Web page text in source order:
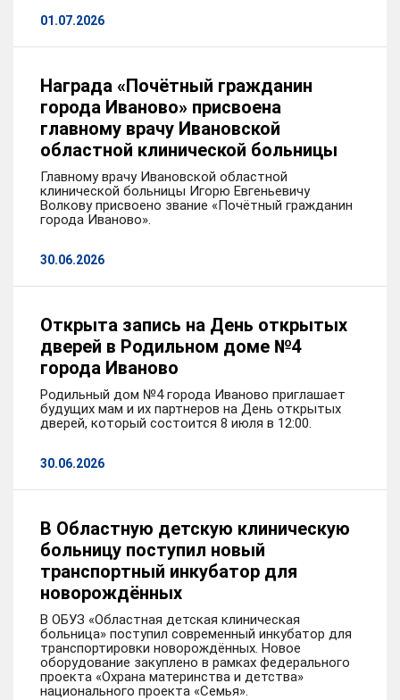
01.07.2026
Награда «Почётный гражданин
города Иваново» присвоена
главному врачу Ивановской
областной клинической больницы
Главному врачу Ивановской областной
клинической больницы Игорю Евгеньевичу
Волкову присвоено звание «Почётный гражданин
города Иваново».
30.06.2026
Открыта запись на День открытых
дверей в Родильном доме №4
города Иваново
Родильный дом №4 города Иваново приглашает
будущих мам и их партнеров на День открытых
дверей, который состоится 8 июля в 12:00.
30.06.2026
В Областную детскую клиническую
больницу поступил новый
транспортный инкубатор для
новорождённых
В ОБУЗ «Областная детская клиническая
больница» поступил современный инкубатор для
транспортировки новорождённых. Новое
оборудование закуплено в рамках федерального
проекта «Охрана материнства и детства»
национального проекта «Семья».